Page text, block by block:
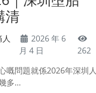
清
2026 年 6
月 4 日
262
嘅問題就係2026年深圳人
多…